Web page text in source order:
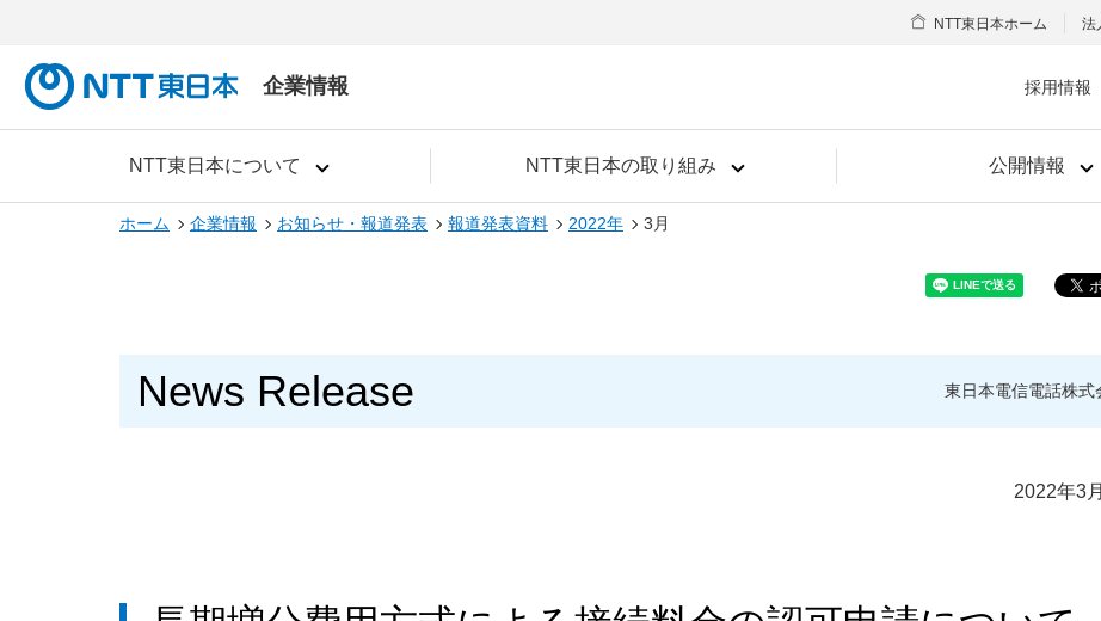
企業情報
NTT東日本について NTT東日本の取り組み 公開情報
NTT東日本ホーム 法
採用情報
ホーム 企業情報 お知らせ・報道発表 報道発表資料 2022年 3月
News Release 東日本電信電話株式
2022年3